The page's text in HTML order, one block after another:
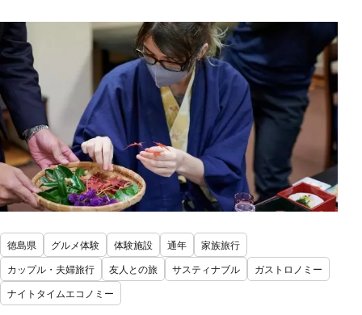
徳島県 グルメ体験 体験施設 通年
家族旅行
カップル・夫婦旅行
友人との旅 サスティナブル
ガストロノミー
ナイトタイムエコノミー